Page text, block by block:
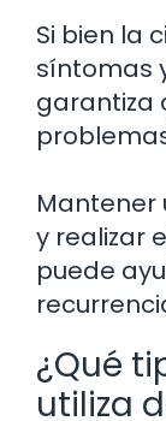
Si bien la
síntomas
garantiza
Mantener
y realizar
puede
¿Qué
utiliza